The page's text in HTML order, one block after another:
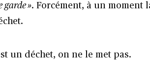
garde ». Forcément, à un moment
un déchet, on ne le met pas.